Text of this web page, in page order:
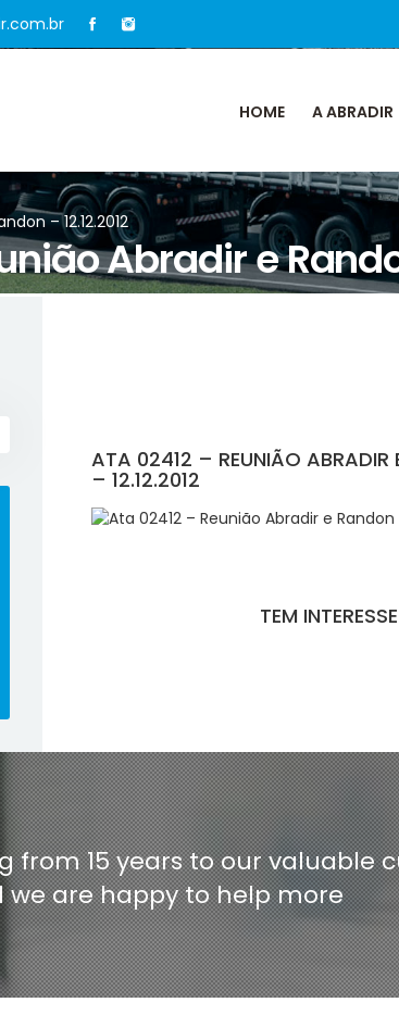
HOME A ABRADIR
– 12.12.2012
Abradir e
ATA 02412 – REUNIÃO ABRADIR
– 12.12.2012
TEM
from 15 years to our valuable
are happy to help more